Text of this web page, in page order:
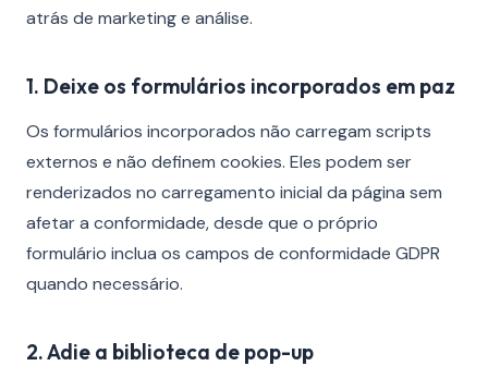
atrás de marketing e análise.
1. Deixe os formulários incorporados em paz
Os formulários incorporados não carregam scripts
externos e não definem cookies. Eles podem ser
renderizados no carregamento inicial da página sem
afetar a conformidade, desde que o próprio
formulário inclua os campos de conformidade GDPR
quando necessário.
2. Adie a biblioteca de pop-up